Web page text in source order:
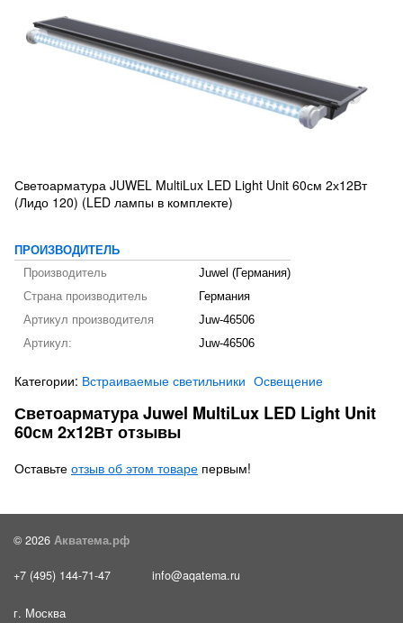
Светоарматура JUWEL MultiLux LED Light Unit 60см 2х12Вт
(Лидо 120) (LED лампы в комплекте)
ПРОИЗВОДИТЕЛЬ
Производитель
Juwel (Германия)
Страна производитель
Германия
Артикул производителя
Juw-46506
Артикул:
Juw-46506
Категории: Встраиваемые светильники Освещение
Светоарматура Juwel MultiLux LED Light Unit
60см 2х12Вт отзывы
Оставьте отзыв об этом товаре первым!
© 2026 Акватема.рф
+7 (495) 144-71-47 info@aqatema.ru
г. Москва